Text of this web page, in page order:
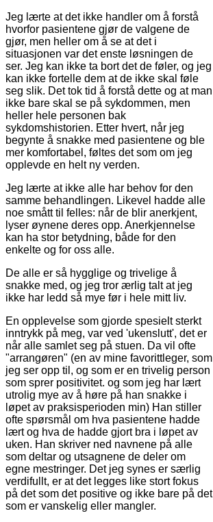
Jeg lærte at det ikke handler om å forstå
hvorfor pasientene gjør de valgene de
gjør, men heller om å se at det i
situasjonen var det enste løsningen de
ser. Jeg kan ikke ta bort det de føler, og jeg
kan ikke fortelle dem at de ikke skal føle
seg slik. Det tok tid å forstå dette og at man
ikke bare skal se på sykdommen, men
heller hele personen bak
sykdomshistorien. Etter hvert, når jeg
begynte å snakke med pasientene og ble
mer komfortabel, føltes det som om jeg
opplevde en helt ny verden.
Jeg lærte at ikke alle har behov for den
samme behandlingen. Likevel hadde alle
noe smått til felles: når de blir anerkjent,
lyser øynene deres opp. Anerkjennelse
kan ha stor betydning, både for den
enkelte og for oss alle.
De alle er så hygglige og trivelige å
snakke med, og jeg tror ærlig talt at jeg
ikke har ledd så mye før i hele mitt liv.
En opplevelse som gjorde spesielt sterkt
inntrykk på meg, var ved 'ukenslutt', det er
når alle samlet seg på stuen. Da vil ofte
"arrangøren" (en av mine favorittleger, som
jeg ser opp til, og som er en trivelig person
som sprer positivitet. og som jeg har lært
utrolig mye av å høre på han snakke i
løpet av praksisperioden min) Han stiller
ofte spørsmål om hva pasientene hadde
lært og hva de hadde gjort bra i løpet av
uken. Han skriver ned navnene på alle
som deltar og utsagnene de deler om
egne mestringer. Det jeg synes er særlig
verdifullt, er at det legges like stort fokus
på det som det positive og ikke bare på det
som er vanskelig eller mangler.